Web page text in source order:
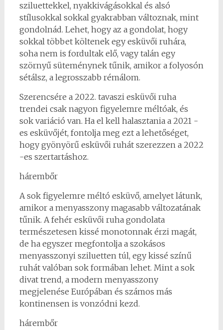
sziluettekkel, nyakkivágásokkal és alsó
stílusokkal sokkal gyakrabban változnak, mint
gondolnád. Lehet, hogy az a gondolat, hogy
sokkal többet költenek egy esküvői ruhára,
soha nem is fordultak elő, vagy talán egy
szörnyű süteménynek tűnik, amikor a folyosón
sétálsz, a legrosszabb rémálom.
Szerencsére a 2022. tavaszi esküvői ruha
trendei csak nagyon figyelemre méltóak, és
sok variáció van. Ha el kell halasztania a 2021 -
es esküvőjét, fontolja meg ezt a lehetőséget,
hogy gyönyörű esküvői ruhát szerezzen a 2022
-es szertartáshoz.
hárembőr
A sok figyelemre méltó esküvő, amelyet látunk,
amikor a menyasszony magasabb változatának
tűnik. A fehér esküvői ruha gondolata
természetesen kissé monotonnak érzi magát,
de ha egyszer megfontolja a szokásos
menyasszonyi sziluetten túl, egy kissé színű
ruhát valóban sok formában lehet. Mint a sok
divat trend, a modern menyasszony
megjelenése Európában és számos más
kontinensen is vonzódni kezd.
hárembőr